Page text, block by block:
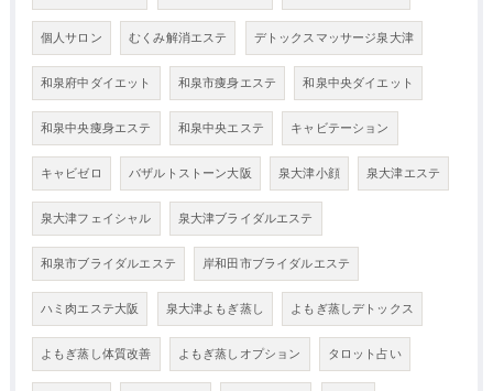
個人サロン むくみ解消エステ デトックスマッサージ泉大津
和泉府中ダイエット 和泉市痩身エステ 和泉中央ダイエット
和泉中央痩身エステ 和泉中央エステ キャビテーション
キャビゼロ バザルトストーン大阪 泉大津小顔 泉大津エステ
泉大津フェイシャル 泉大津ブライダルエステ
和泉市ブライダルエステ 岸和田市ブライダルエステ
ハミ肉エステ大阪 泉大津よもぎ蒸し よもぎ蒸しデトックス
よもぎ蒸し体質改善 よもぎ蒸しオプション タロット占い